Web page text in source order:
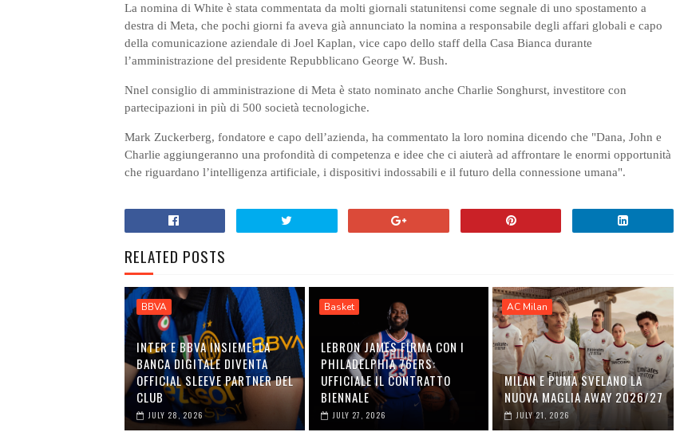
La nomina di White è stata commentata da molti giornali statunitensi come segnale di uno spostamento a
destra di Meta, che pochi giorni fa aveva già annunciato la nomina a responsabile degli affari globali e capo
della comunicazione aziendale di Joel Kaplan, vice capo dello staff della Casa Bianca durante
l’amministrazione del presidente Repubblicano George W. Bush.
Nnel consiglio di amministrazione di Meta è stato nominato anche Charlie Songhurst, investitore con
partecipazioni in più di 500 società tecnologiche.
Mark Zuckerberg, fondatore e capo dell’azienda, ha commentato la loro nomina dicendo che "Dana, John e
Charlie aggiungeranno una profondità di competenza e idee che ci aiuterà ad affrontare le enormi opportunità
che riguardano l’intelligenza artificiale, i dispositivi indossabili e il futuro della connessione umana".
RELATED POSTS
BBVA
INTER E BBVA INSIEME: LA
BANCA DIGITALE DIVENTA
OFFICIAL SLEEVE PARTNER DEL
CLUB
JULY 28, 2026
Basket
LEBRON JAMES FIRMA CON I
PHILADELPHIA 76ERS:
UFFICIALE IL CONTRATTO
BIENNALE
JULY 27, 2026
AC Milan
MILAN E PUMA SVELANO LA
NUOVA MAGLIA AWAY 2026/27
JULY 21, 2026